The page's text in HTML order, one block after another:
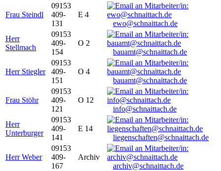
Frau Steindl
09153
409-
131
E 4
ewo@schnaittach.de
Herr
Stellmach
09153
409-
154
O 2
bauamt@schnaittach.de
Herr Stiegler
09153
409-
151
O 4
bauamt@schnaittach.de
Frau Stöhr
09153
409-
121
O 12
info@schnaittach.de
Herr
Unterburger
09153
409-
141
E 14
liegenschaften@schnaittach.de
Herr Weber
09153
409-
167
Archiv
archiv@schnaittach.de